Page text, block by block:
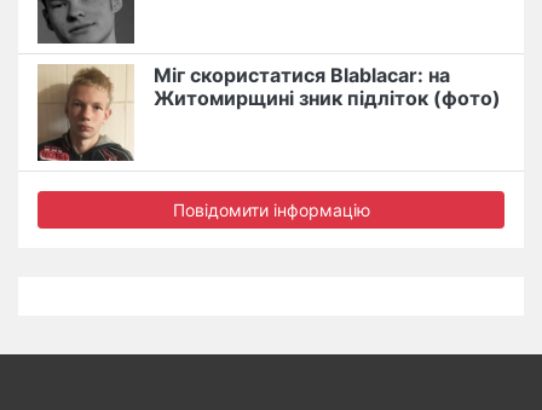
Міг скористатися Blablacar: на
Житомирщині зник підліток (фото)
Повідомити інформацію